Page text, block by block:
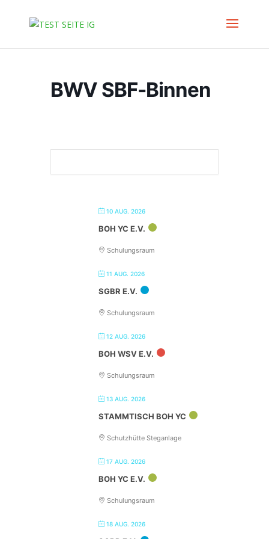
BWV SBF-Binnen
10 AUG. 2026
BOH YC E.V.
Schulungsraum
11 AUG. 2026
SGBR E.V.
Schulungsraum
12 AUG. 2026
BOH WSV E.V.
Schulungsraum
13 AUG. 2026
STAMMTISCH BOH YC
Schutzhütte Steganlage
17 AUG. 2026
BOH YC E.V.
Schulungsraum
18 AUG. 2026